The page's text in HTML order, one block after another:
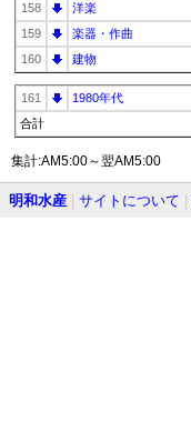
158
洋楽
159
楽器・作曲
160
建物
161 1980年代
合計
集計:AM5:00～翌AM5:00
明和水産 サイトについて